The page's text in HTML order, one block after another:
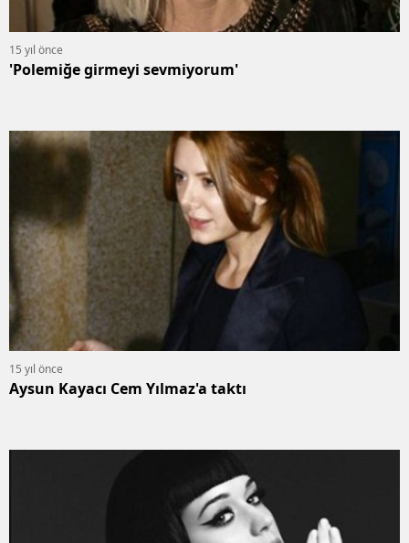
15 yıl önce
'Polemiğe girmeyi sevmiyorum'
15 yıl önce
Aysun Kayacı Cem Yılmaz'a taktı